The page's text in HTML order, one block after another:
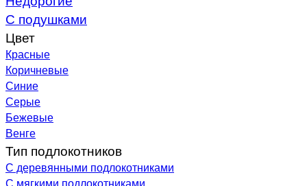
С подушками
Цвет
Красные
Коричневые
Синие
Серые
Бежевые
Венге
Тип подлокотников
С деревянными подлокотниками